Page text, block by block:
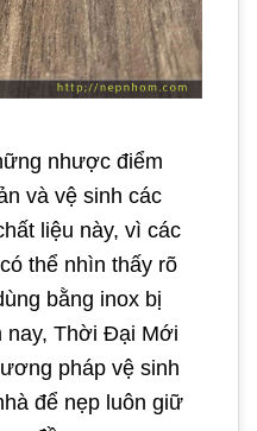
nhược điểm
và vệ sinh các
liệu này, vì các
thể nhìn thấy rõ
bằng inox bị
nay, Thời Đại Mới
pháp vệ sinh
để nẹp luôn giữ